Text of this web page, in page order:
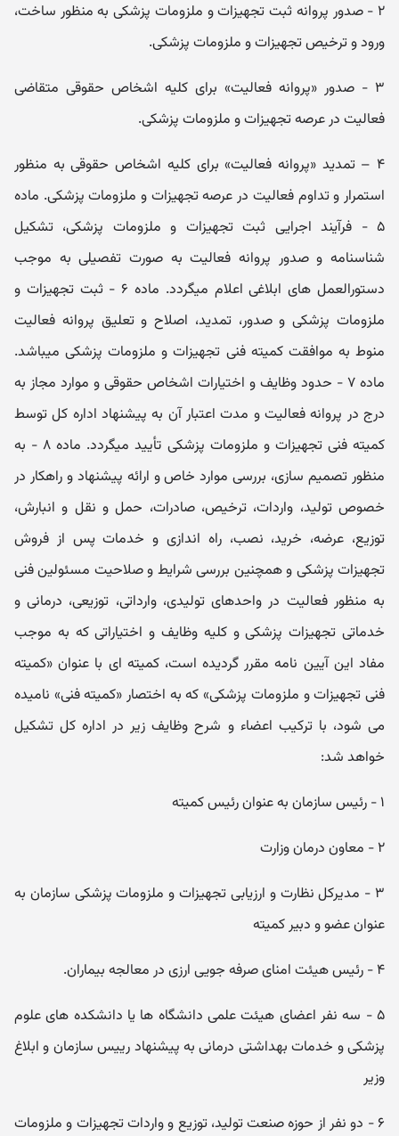
۲ - صدور پروانه ثبت تجھیزات و ملزومات پزشکی به منظور ساخت،
ورود و ترخیص تجھیزات و ملزومات پزشکی.
۳ - صدور «پروانه فعالیت» برای کلیه اشخاص حقوقی متقاضی
فعالیت در عرصه تجھیزات و ملزومات پزشکی.
۴ – تمدید «پروانه فعالیت» برای کلیه اشخاص حقوقی به منظور
استمرار و تداوم فعالیت در عرصه تجھیزات و ملزومات پزشکی. ماده
۵ - فرآیند اجرایی ثبت تجھیزات و ملزومات پزشکی، تشکیل
شناسنامه و صدور پروانه فعالیت به صورت تفصیلی به موجب
دستورالعمل ھای ابلاغی اعلام میگردد. ماده ۶ - ثبت تجھیزات و
ملزومات پزشکی و صدور، تمدید، اصلاح و تعلیق پروانه فعالیت
منوط به موافقت کمیته فنی تجھیزات و ملزومات پزشکی میباشد.
ماده ۷ - حدود وظایف و اختیارات اشخاص حقوقی و موارد مجاز به
درج در پروانه فعالیت و مدت اعتبار آن به پیشنھاد اداره کل توسط
کمیته فنی تجھیزات و ملزومات پزشکی تأیید میگردد. ماده ۸ - به
منظور تصمیم سازی، بررسی موارد خاص و ارائه پیشنھاد و راھکار در
خصوص تولید، واردات، ترخیص، صادرات، حمل و نقل و انبارش،
توزیع، عرضه، خرید، نصب، راه اندازی و خدمات پس از فروش
تجھیزات پزشکی و ھمچنین بررسی شرایط و صلاحیت مسئولین فنی
به منظور فعالیت در واحدھای تولیدی، وارداتی، توزیعی، درمانی و
خدماتی تجھیزات پزشکی و کلیه وظایف و اختیاراتی که به موجب
مفاد این آیین نامه مقرر گردیده است، کمیته ای با عنوان «کمیته
فنی تجھیزات و ملزومات پزشکی» که به اختصار «کمیته فنی» نامیده
می شود، با ترکیب اعضاء و شرح وظایف زیر در اداره کل تشکیل
خواھد شد:
۱ - رئیس سازمان به عنوان رئیس کمیته
۲ - معاون درمان وزارت
۳ - مدیرکل نظارت و ارزیابی تجھیزات و ملزومات پزشکی سازمان به
عنوان عضو و دبیر کمیته
۴ - رئیس ھیئت امنای صرفه جویی ارزی در معالجه بیماران.
۵ - سه نفر اعضای ھیئت علمی دانشگاه ھا یا دانشکده ھای علوم
پزشکی و خدمات بھداشتی درمانی به پیشنھاد رییس سازمان و ابلاغ
وزیر
۶ - دو نفر از حوزه صنعت تولید، توزیع و واردات تجھیزات و ملزومات